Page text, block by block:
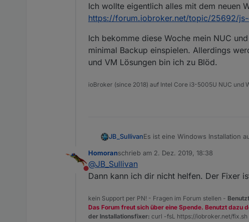
'C:\\IoB
npm
ERR!   stack:
npm
ERR!
'Error: EPERM: operation
   code:
'EPERM' ,
npm
ERR!
syscall
npm
ERR!
'C:\\IoB
npm
ERR!
{ Error: EPERM:
npm
ERR!
      errno: -4048,
npm
ERR!      code: 'EPERM',
ERR!
ERR!
npm
      dest:npm
ERR!
Ich wollte eigentlich alles mit dem neuen
https://forum.iobroker.net/topic/25692/
Ich bekomme diese Woche mein NUC
minimal Backup einspielen. Allerdings
und VM Lösungen bin ich zu Blöd.
ioBroker (since 2018) auf Intel Core i3-5005U NUC und
JB_SullivanEs ist eine Windows Installation
"Migration" auf Basis dieser
Ich wollte eigentlich alles mit
Ich bekomme diese Woche mein
Nicht stören
Homoranschrieb am 2. Dez. 2019, 18:38
zuletzt editiert von
@JB_Sullivan
Dann kann ich dir nicht helfen. Der Fixer
kein Support per PN! - Fragen im Forum stellen -
Das Forum freut sich über eine Spende. Benutzt dazu
der Installationsfixer: curl -fsL https://iobroker.net/fix.sh